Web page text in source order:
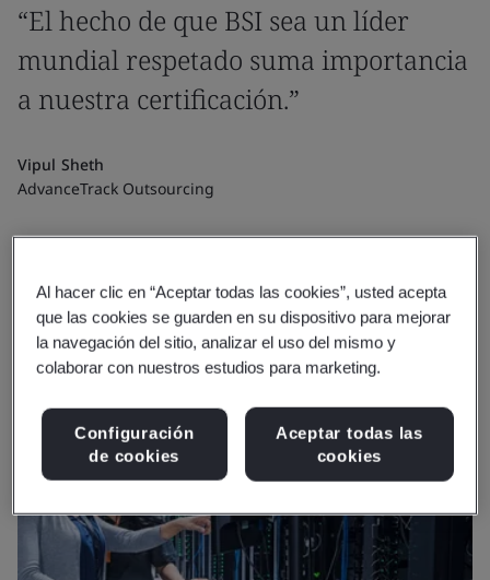
“El hecho de que BSI sea un líder
mundial respetado suma importancia
a nuestra certificación.”
Vipul Sheth
AdvanceTrack Outsourcing
Al hacer clic en “Aceptar todas las cookies”, usted acepta
que las cookies se guarden en su dispositivo para mejorar
la navegación del sitio, analizar el uso del mismo y
colaborar con nuestros estudios para marketing.
Configuración
de cookies
Aceptar todas las
cookies